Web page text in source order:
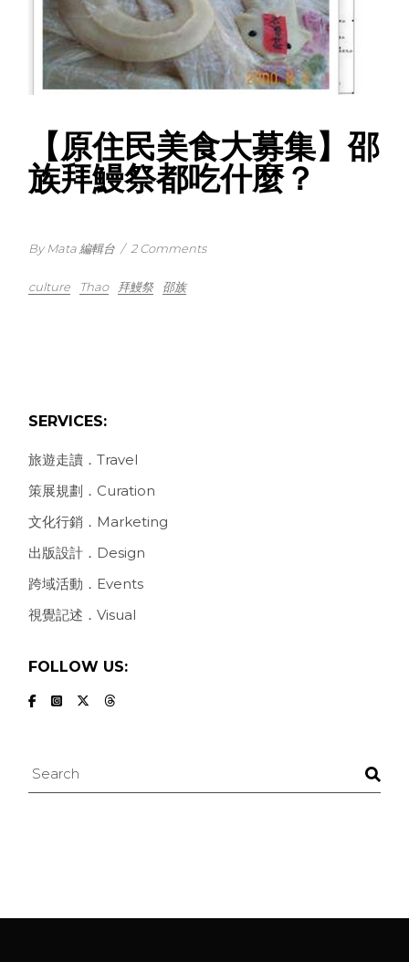
【原住民美食大募集】邵
族拜鰻祭都吃什麼？
By Mata 編輯台 / 2 Comments
culture Thao 拜鰻祭 邵族
SERVICES:
旅遊走讀．Travel
策展規劃．Curation
文化行銷．Marketing
出版設計．Design
跨域活動．Events
視覺記述．Visual
FOLLOW US:
Search